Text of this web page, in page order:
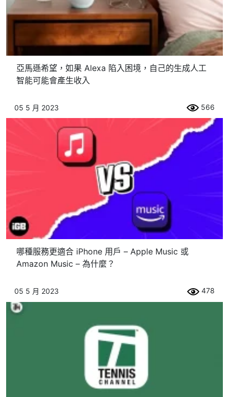
亞馬遜希望，如果 Alexa 陷入困境，自己的生成人工
智能可能會產生收入
05 5 月 2023 566
哪種服務更適合 iPhone 用戶 – Apple Music 或
Amazon Music – 為什麼？
05 5 月 2023 478